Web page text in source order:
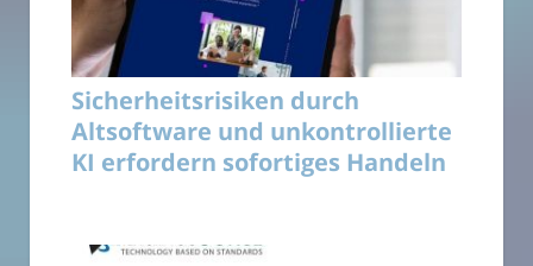
Sicherheitsrisiken durch
Altsoftware und unkontrollierte
KI erfordern sofortiges Handeln